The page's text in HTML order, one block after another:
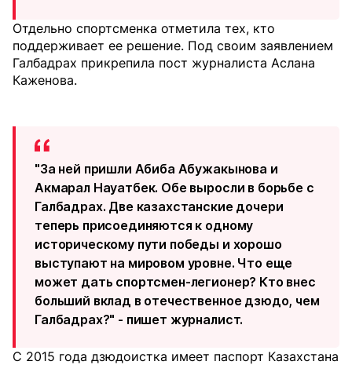
Отдельно спортсменка отметила тех, кто
поддерживает ее решение. Под своим заявлением
Галбадрах прикрепила пост журналиста Аслана
Каженова.
"За ней пришли Абиба Абужакынова и
Акмарал Науатбек. Обе выросли в борьбе с
Галбадрах. Две казахстанские дочери
теперь присоединяются к одному
историческому пути победы и хорошо
выступают на мировом уровне. Что еще
может дать спортсмен-легионер? Кто внес
больший вклад в отечественное дзюдо, чем
Галбадрах?" - пишет журналист.
С 2015 года дзюдоистка имеет паспорт Казахстана